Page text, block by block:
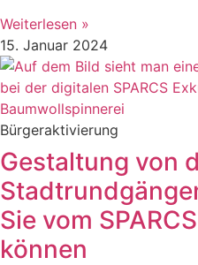
Weiterlesen »
15. Januar 2024
Bürgeraktivierung
Gestaltung von
Sie vom
können